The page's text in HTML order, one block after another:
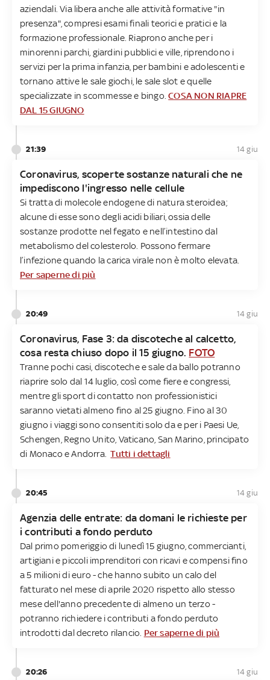
aziendali. Via libera anche alle attività formative "in
presenza", compresi esami finali teorici e pratici e la
formazione professionale. Riaprono anche per i
minorenni parchi, giardini pubblici e ville, riprendono i
servizi per la prima infanzia, per bambini e adolescenti e
tornano attive le sale giochi, le sale slot e quelle
specializzate in scommesse e bingo.COSA NON RIAPRE
DAL 15 GIUGNO
21:39 14 giu
Coronavirus, scoperte sostanze naturali che ne
impediscono l'ingresso nelle cellule
Si tratta di molecole endogene di natura steroidea;
alcune di esse sono degli acidi biliari, ossia delle
sostanze prodotte nel fegato e nell’intestino dal
metabolismo del colesterolo. Possono fermare
l’infezione quando la carica virale non è molto elevata.
Per saperne di più
20:49 14 giu
Coronavirus, Fase 3: da discoteche al calcetto,
cosa resta chiuso dopo il 15 giugno. FOTO
Tranne pochi casi, discoteche e sale da ballo potranno
riaprire solo dal 14 luglio, così come fiere e congressi,
mentre gli sport di contatto non professionistici
saranno vietati almeno fino al 25 giugno. Fino al 30
giugno i viaggi sono consentiti solo da e per i Paesi Ue,
Schengen, Regno Unito, Vaticano, San Marino, principato
di Monaco e Andorra.Tutti i dettagli
20:45 14 giu
Agenzia delle entrate: da domani le richieste per
i contributi a fondo perduto
Dal primo pomeriggio di lunedì 15 giugno, commercianti,
artigiani e piccoli imprenditori con ricavi e compensi fino
a 5 milioni di euro - che hanno subito un calo del
fatturato nel mese di aprile 2020 rispetto allo stesso
mese dell'anno precedente di almeno un terzo -
potranno richiedere i contributi a fondo perduto
introdotti dal decreto rilancio. Per saperne di più
20:26 14 giu